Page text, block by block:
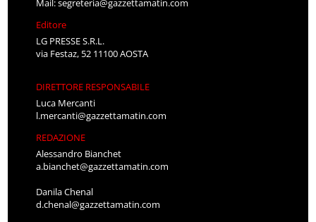
Editore
LG PRESSE S.R.L.
via Festaz, 52 11100 AOSTA
DIRETTORE RESPONSABILE
Luca Mercanti
l.mercanti@gazzettamatin.com
REDAZIONE
Alessandro Bianchet
a.bianchet@gazzettamatin.com
Danila Chenal
d.chenal@gazzettamatin.com